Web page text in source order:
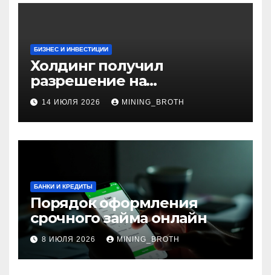
БИЗНЕС И ИНВЕСТИЦИИ
Холдинг получил
разрешение на
приобретение банка в
Турции
14 ИЮЛЯ 2026 MINING_BROTH
БАНКИ И КРЕДИТЫ
Порядок оформления
срочного займа онлайн
8 ИЮЛЯ 2026 MINING_BROTH